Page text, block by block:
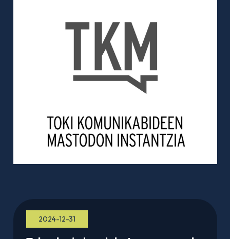
2024-12-31